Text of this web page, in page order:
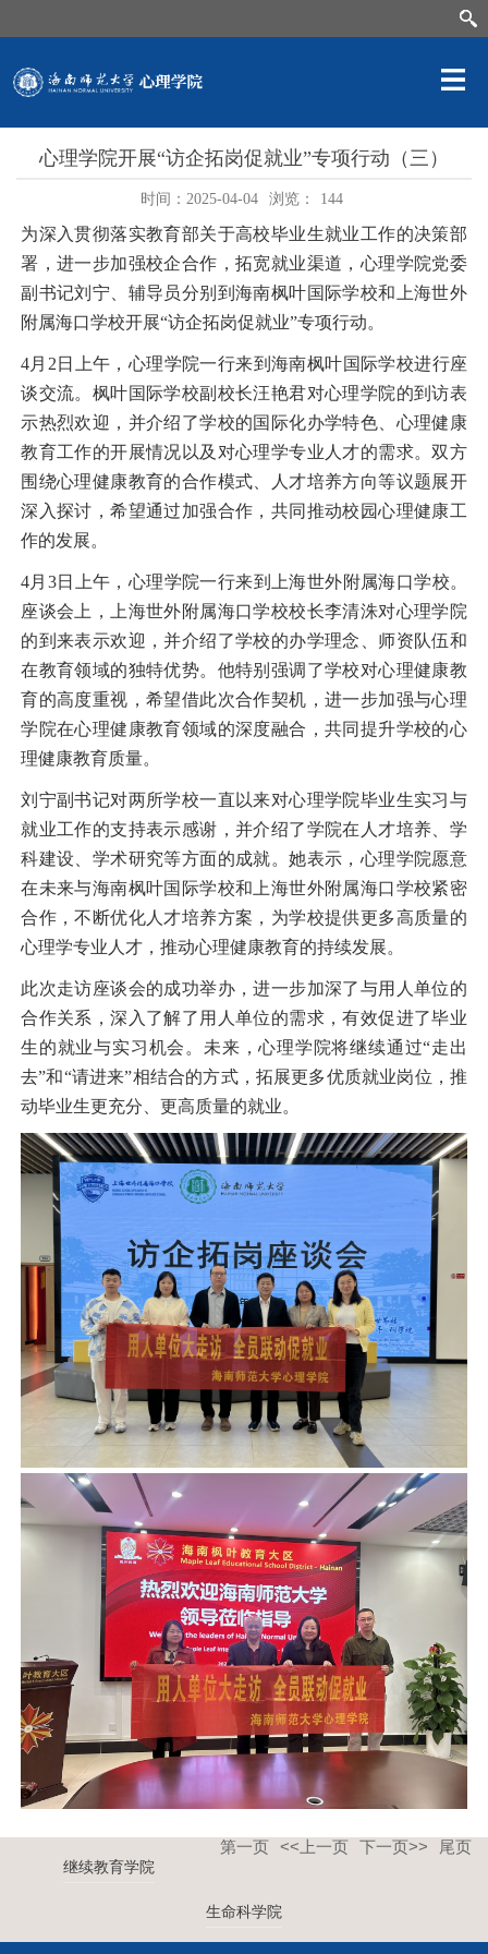
心理学院开展“访企拓岗促就业”专项行动（三）
时间：2025-04-04 浏览： 144
为深入贯彻落实教育部关于高校毕业生就业工作的决策部
署，进一步加强校企合作，拓宽就业渠道，心理学院党委
副书记刘宁、辅导员分别到海南枫叶国际学校和上海世外
附属海口学校开展“访企拓岗促就业”专项行动。
4月 2 日上午，心理学院一行来到海南枫叶国际学校进行座
谈交流。枫叶国际学校副校长汪艳君对心理学院的到访表
示热烈欢迎，并介绍了学校的国际化办学特色、心理健康
教育工作的开展情况以及对心理学专业人才的需求。双方
围绕心理健康教育的合作模式、人才培养方向等议题展开
深入探讨，希望通过加强合作，共同推动校园心理健康工
作的发展。
4月 3日上午，心理学院一行来到上海世外附属海口学校。
座谈会上，上海世外附属海口学校校长李清洙对心理学院
的到来表示欢迎，并介绍了学校的办学理念、师资队伍和
在教育领域的独特优势。他特别强调了学校对心理健康教
育的高度重视，希望借此次合作契机，进一步加强与心理
学院在心理健康教育领域的深度融合，共同提升学校的心
理健康教育质量。
刘宁副书记对两所学校一直以来对心理学院毕业生实习与
就业工作的支持表示感谢，并介绍了学院在人才培养、学
科建设、学术研究等方面的成就。她表示，心理学院愿意
在未来与海南枫叶国际学校和上海世外附属海口学校紧密
合作，不断优化人才培养方案，为学校提供更多高质量的
心理学专业人才，推动心理健康教育的持续发展。
此次走访座谈会的成功举办，进一步加深了与用人单位的
合作关系，深入了解了用人单位的需求，有效促进了毕业
生的就业与实习机会。未来，心理学院将继续通过“走出
去”和“请进来”相结合的方式，拓展更多优质就业岗位，推
动毕业生更充分、更高质量的就业。
第一页 <<上一页 下一页>> 尾页
继续教育学院
生命科学院